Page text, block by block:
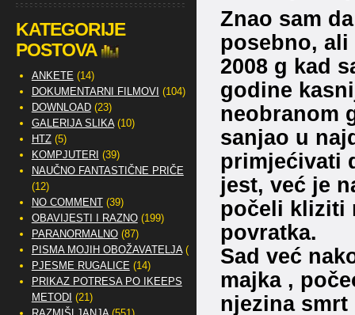
Znao sam
posebno, ali
2008 g kad
godine
neobranom
sanjao u
primjećivati
jest, već je
počeli kliziti
povratka.
Sad već
majka ,
njezina
KATEGORIJE
POSTOVA
ANKETE (14)
DOKUMENTARNI FILMOVI (104)
DOWNLOAD(23)
GALERIJA SLIKA(10)
HTZ(5)
KOMPJUTERI (39)
NAUČNO FANTASTIČNE PRIČE
(12)
NO COMMENT(39)
OBAVIJESTI I RAZNO(199)
PARANORMALNO(87)
PISMA MOJIH OBOŽAVATELJA(2)
PJESME RUGALICE (14)
PRIKAZ POTRESA PO IKEEPS
METODI (21)